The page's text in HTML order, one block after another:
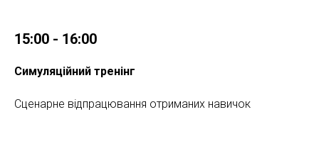
15:00 - 16:00
Симуляційний тренінг
Сценарне відпрацювання отриманих навичок